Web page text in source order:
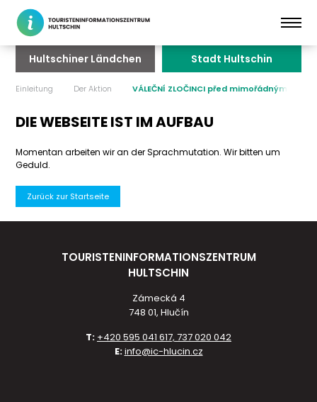
Hultschiner Ländchen Stadt Hultschin
Einleitung Der Aktion VÁLEČNÍ ZLOČINCI před mimořádným
DIE WEBSEITE IST IM AUFBAU
Momentan arbeiten wir an der Sprachmutation. Wir bitten um
Geduld.
Zurück zur Startseite
TOURISTENINFORMATIONSZENTRUM
HULTSCHIN
Zámecká 4
748 01, Hlučín
T: +420 595 041 617, 737 020 042
E:info@ic-hlucin.cz